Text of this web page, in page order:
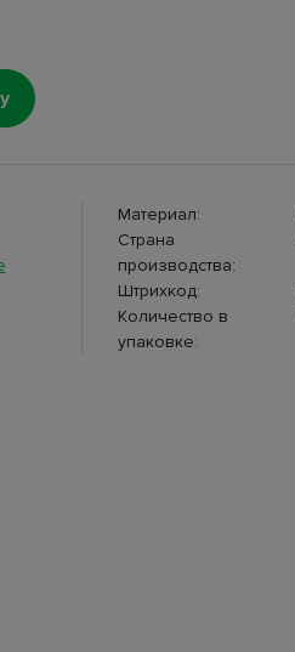
Материал:
Страна
производства:
Штрихкод:
Количество в
упаковке: